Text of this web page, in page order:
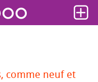
comme neuf et